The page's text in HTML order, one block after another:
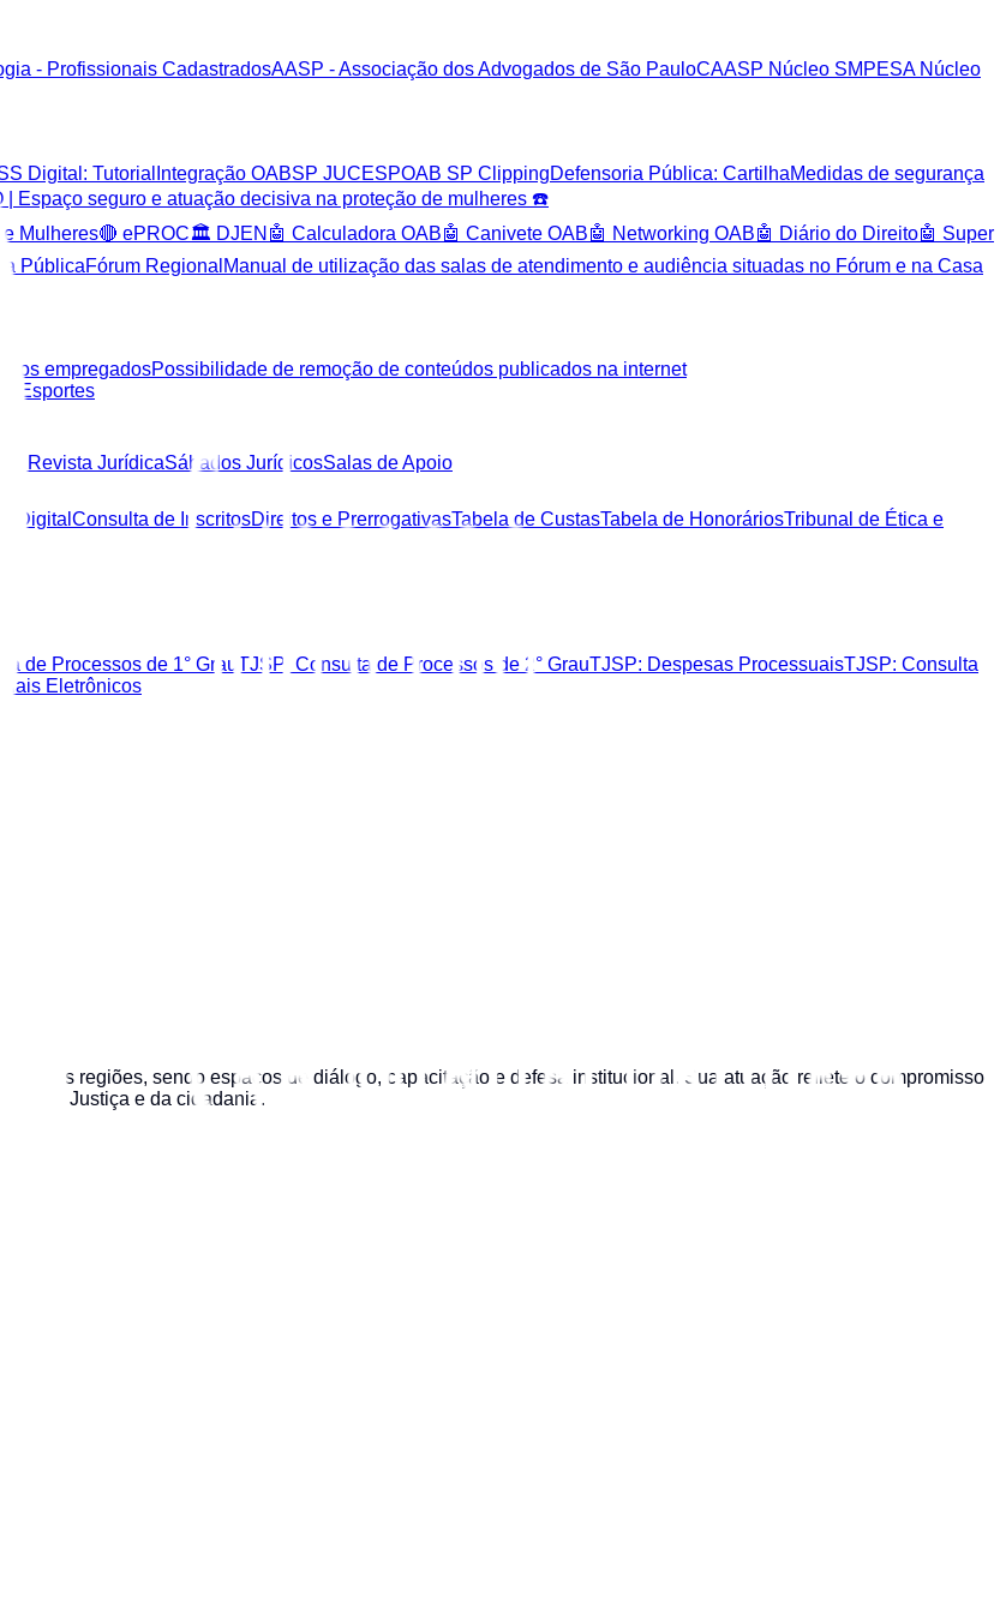
- Profissionais CadastradosAASP - Associação dos Advogados de São PauloCAASP Núcleo SMPESA Núcleo
Digital: Tutorial Integração OABSP JUCESPOAB SP ClippingDefensoria Pública: CartilhaMedidas de segurança
Espaço seguro e atuação decisiva na proteção de mulheres ☎️
Mulheres🔴 ePROC🏛️ DJEN 🤖 Calculadora OAB🤖 Canivete OAB🤖 Networking OAB🤖 Diário do Direito🤖 Super
PúblicaFórum Regional Manual de utilização das salas de atendimento e audiência situadas no Fórum e na Casa
dos empregadosPossibilidade de remoção de conteúdos publicados na internet
Esportes
📖 Revista JurídicaSábados JurídicosSalas de Apoio
Digital Consulta de InscritosDireitos e PrerrogativasTabela de CustasTabela de HonoráriosTribunal de Ética e
de Processos de 1° Grau TJSP: Consulta de Processos de 2° GrauTJSP: Despesas ProcessuaisTJSP: Consulta
Eletrônicos
regiões, sendo espaços de diálogo, capacitação e defesa institucional. Sua atuação reflete o compromisso
da Justiça e da cidadania.